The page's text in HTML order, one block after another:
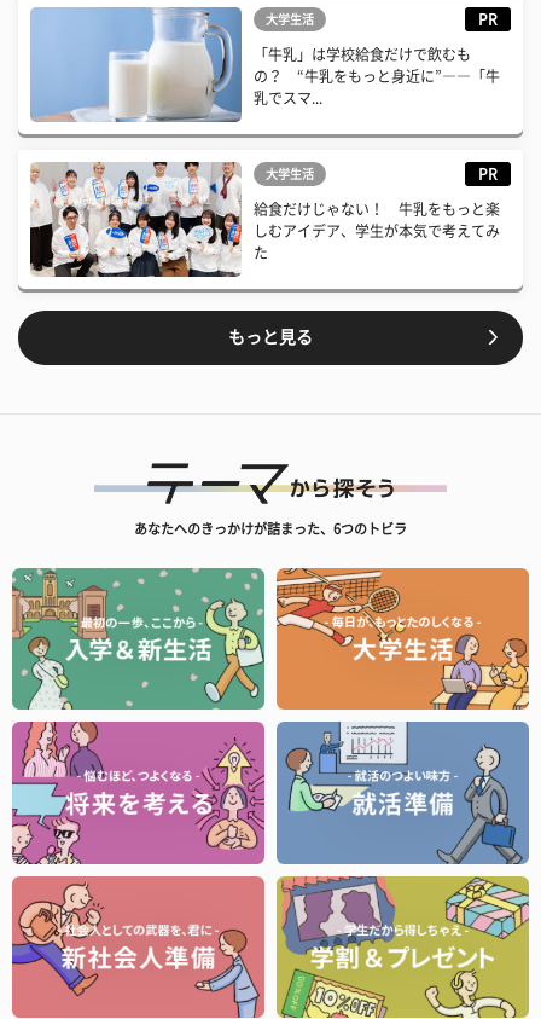
大学生活 PR
「牛乳」は学校給食だけで飲むも
の？ “牛乳をもっと身近に”――「牛
乳でスマ...
大学生活 PR
給食だけじゃない！ 牛乳をもっと楽
しむアイデア、学生が本気で考えてみ
た
もっと見る
あなたへのきっかけが詰まった、6つのトビラ